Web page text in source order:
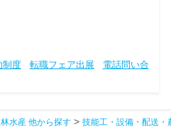
制度 転職フェア出展
電話問い合
水産 他から探す 技能工・設備・配送・